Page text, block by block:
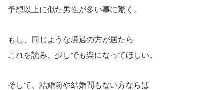
予想以上に似た男性が多い事に驚く。
もし、同じような境遇の方が居たら
これを読み、少しでも楽になってほしい。
そして、結婚前や結婚間もない方ならば